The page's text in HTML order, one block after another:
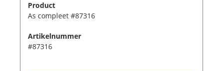
Product
As compleet #87316
Artikelnummer
#87316